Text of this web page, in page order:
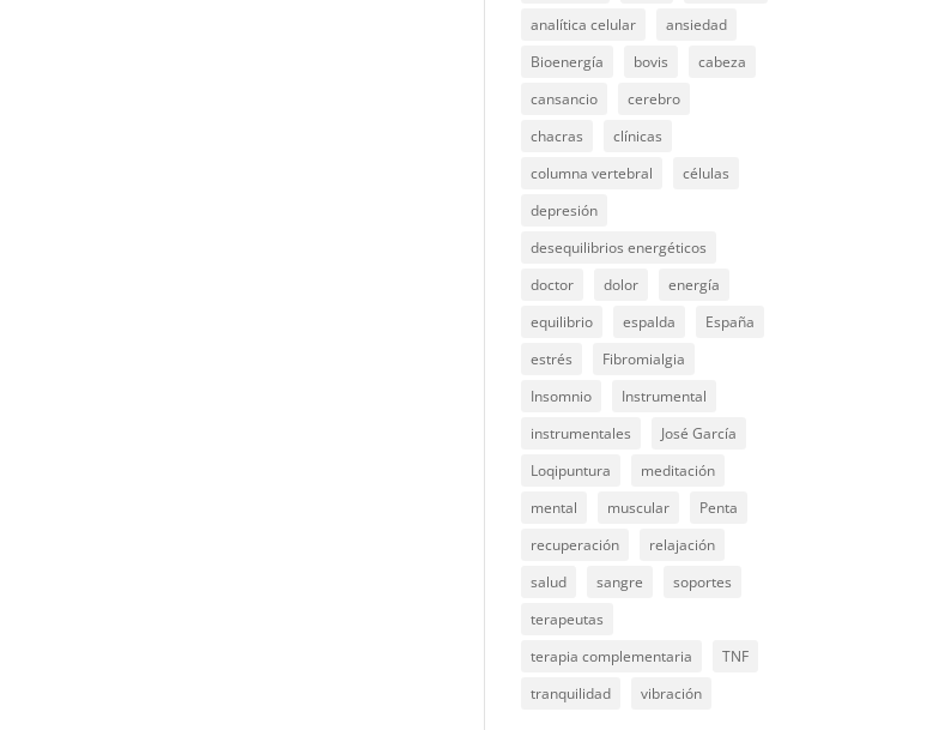
analítica celular
ansiedad
Bioenergía
bovis
cabeza
cansancio
cerebro
chacras
clínicas
columna vertebral
células
depresión
desequilibrios energéticos
doctor
dolor
energía
equilibrio
espalda
España
estrés
Fibromialgia
Insomnio
Instrumental
instrumentales
José García
Loqipuntura
meditación
mental
muscular
Penta
recuperación
relajación
salud
sangre
soportes
terapeutas
terapia complementaria
TNF
tranquilidad
vibración